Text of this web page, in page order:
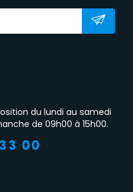
du lundi au samedi
de 09h00 à 15h00.
00